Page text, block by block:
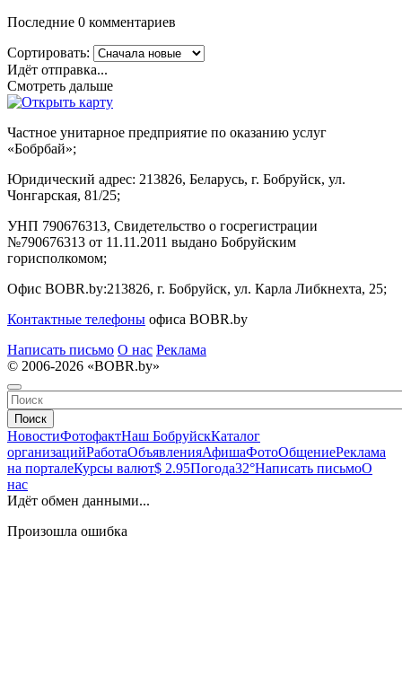
Последние 0 комментариев
Сортировать:
Идёт отправка...
Смотреть дальше
Частное унитарное предприятие по оказанию услуг
«Бобрбай»;
Юридический адрес: 213826, Беларусь, г. Бобруйск, ул.
Чонгарская, 81/25;
УНП 790676313, Свидетельство о госрегистрации
№790676313 от 11.11.2011 выдано Бобруйским
горисполкомом;
Офис BOBR.by:213826, г. Бобруйск, ул. Карла Либкнехта, 25;
Контактные телефоны офиса BOBR.by
Написать письмо О нас Реклама
© 2006-2026 «BOBR.by»
Поиск
НовостиФотофактНаш БобруйскКаталог
организацийРаботаОбъявленияАфишаФотоОбщениеРеклама
на порталеКурсы валют$ 2.95Погода32°Написать письмоО
нас
Идёт обмен данными...
Произошла ошибка